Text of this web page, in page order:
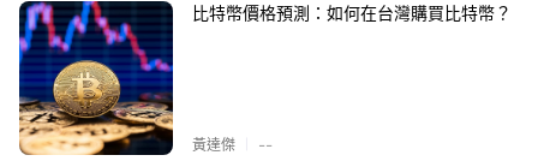
比特幣價格預測：如何在台灣購買比特幣？
黃達傑 --